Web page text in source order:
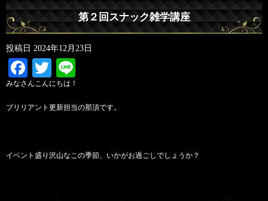
第２回スナック雑学講座
投稿日 2024年12月23日
Facebook
Twitter
みなさんこんにちは！
ブリリアント 更新担当の那須です。
イベント盛り沢山なこの季節、いかがお過ごしでしょうか？